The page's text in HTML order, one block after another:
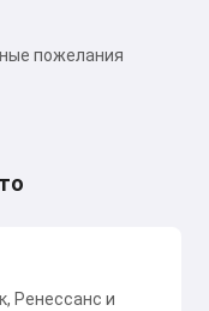
пожелания
Ренессанс и